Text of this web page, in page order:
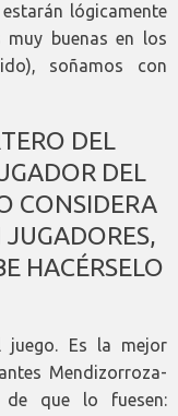
lógicamente
muy buenas en los
soñamos con
DEL
DEL
CONSIDERA
HACÉRSELO
juego. Es la mejor
Mendizorroza-
de que lo fuesen: